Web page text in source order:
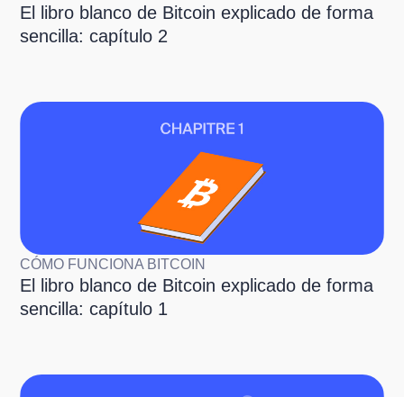
El libro blanco de Bitcoin explicado de forma
sencilla: capítulo 2
CÓMO FUNCIONA BITCOIN
El libro blanco de Bitcoin explicado de forma
sencilla: capítulo 1